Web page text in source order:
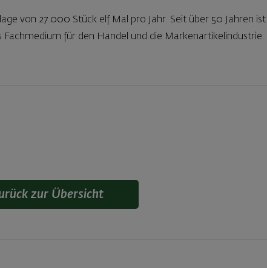
von 27.000 Stück elf Mal pro Jahr. Seit über 50 Jahren ist
für den Handel und die Markenartikelindustrie.
zur Übersicht